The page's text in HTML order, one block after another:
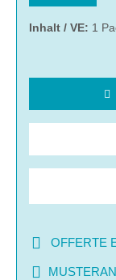
Inhalt / VE: 1
OFFERTE